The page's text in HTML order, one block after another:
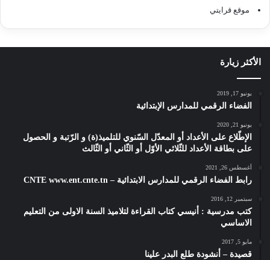
موقع قرايتي
الأكثر زيارة
يونيو 17, 2019
الفضاء الرقمي للمدارس الإبتدائية
يونيو 21, 2020
الإطّلاع على الأعداد أو المعدّل السّنوي للتلميذ(ة) و الرّتبة و الحصول
على بطاقة الأعداد للثّلاثي الأوّل أو الثّاني أو الثّالث
أغسطس 26, 2021
رابط الفضاء الرقمي للمدارس الابتدائية – CNTE www.ent.cnte.tn
سبتمبر 12, 2016
كتب مدرسية : أنيسي كتاب القراءة لتلاميذ السنة الاولى من التعليم
الاساسي
مايو 5, 2017
قصيدة – أنشودة طلع البدر علينا